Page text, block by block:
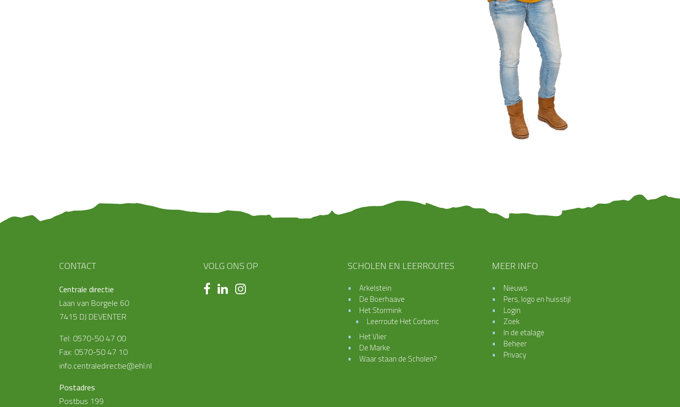
CONTACT
Centrale directie
Laan van Borgele 60
7415 DJ DEVENTER
Tel: 0570-50 47 00
Fax: 0570-50 47 10
info.centraledirectie@ehl.nl
Postadres
Postbus 199
VOLG ONS OP SCHOLEN EN LEERROUTES
Arkelstein
De Boerhaave
Het Stormink
Leerroute Het Corberic
Het Vlier
De Marke
Waar staan de Scholen?
MEER INFO
Nieuws
Pers, logo en huisstijl
Login
Zoek
In de etalage
Beheer
Privacy